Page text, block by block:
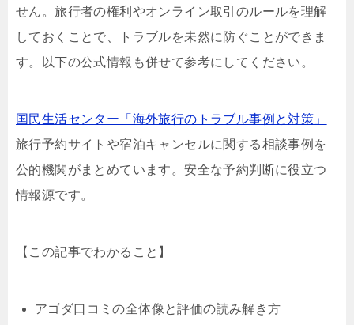
せん。旅行者の権利やオンライン取引のルールを理解
しておくことで、トラブルを未然に防ぐことができま
す。以下の公式情報も併せて参考にしてください。
国民生活センター「海外旅行のトラブル事例と対策」
旅行予約サイトや宿泊キャンセルに関する相談事例を
公的機関がまとめています。安全な予約判断に役立つ
情報源です。
【この記事でわかること】
アゴダ口コミの全体像と評価の読み解き方